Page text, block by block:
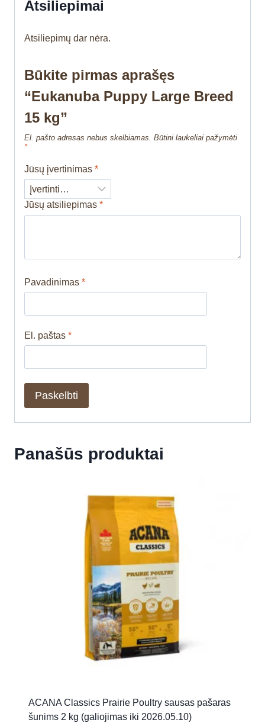
Atsiliepimai
Atsiliepimų dar nėra.
Būkite pirmas aprašęs
“Eukanuba Puppy Large Breed
15 kg”
El. pašto adresas nebus skelbiamas. Būtini laukeliai pažymėti
*
Jūsų įvertinimas *
Jūsų atsiliepimas *
Pavadinimas *
El. paštas *
Panašūs produktai
ACANA Classics Prairie Poultry sausas pašaras
šunims 2 kg (galiojimas iki 2026.05.10)